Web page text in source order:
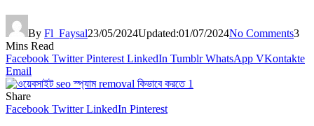
By Fl_Faysal23/05/2024Updated:01/07/2024No Comments3
Mins Read
Facebook Twitter Pinterest LinkedIn Tumblr WhatsApp VKontakte
Email
Share
Facebook Twitter LinkedIn Pinterest